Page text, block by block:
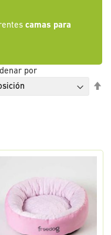
camas para
por